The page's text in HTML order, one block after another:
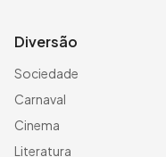
Diversão
Sociedade
Carnaval
Cinema
Literatura